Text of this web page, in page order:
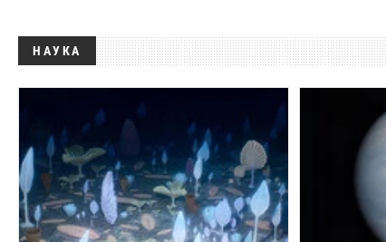
НАУКА